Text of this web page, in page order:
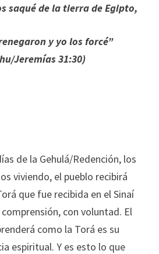
saqué de la tierra de Egipto,
y yo los forcé”
Jeremías 31:30)
de la Gehulá/Redención, los
viviendo, el pueblo recibirá
que fue recibida en el Sinaí
con voluntad. El
como la Torá es su
espiritual. Y es esto lo que